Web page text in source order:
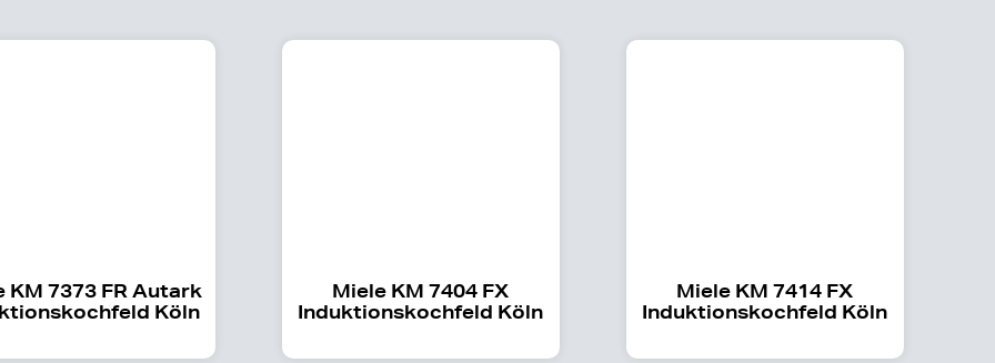
KM 7373 FR Autark
Köln
Miele KM 7404 FX
Induktionskochfeld Köln
Miele KM 7414 FX
Induktionskochfeld Köln